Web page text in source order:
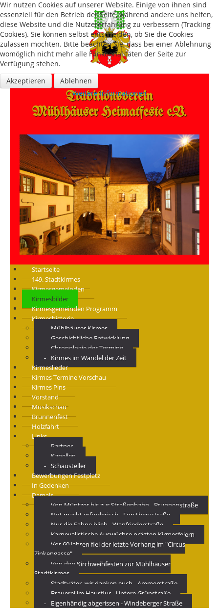
Traditions­verein
Mühlhäuser Heimatfeste e.V.
Startseite
149. Stadtkirmes
Kirmesgemeinden
Kirmesbilder
Kirmesgemeinden Programm
Kirmeshistorie
Mühlhäuser Kirmes
Geschichtliche Entwicklung
Chronologie der Termine
Kirmes im Wandel der Zeit
Kirmeslieder
Kirmes Termine Vorschau
Kirmes Pins
Vorstand
Musikschau
Brunnenfest
Holzfahrt
Links
Partner
Kapellen
Schausteller
Bewerbungen Festplatz
In Gedenken
Damals
Von Müntzer bis zur Straßenbahn - Brunnenstraße
Not macht erfinderisch - Forstbergstraße
Nur die Fahne blieb - Wanfriederstraße
Karnevalistische Auswüchse prägten Kirmesfeiern
Vor 60 Jahren fiel der letzte Vorhang im "Circus
Zinkengasse"
Von den Kirchweihfesten zur Mühlhäuser
Stadtkirmes
Stadtväter, wir danken euch - Ammerstraße
Brauerei im Hausflur - Untere Grünstraße
Eigenhändig abgerissen - Windeberger Straße
Wir nutzen Cookies auf unserer Website. Einige von ihnen sind
essenziell für den Betrieb der Seite, während andere uns helfen,
diese Website und die Nutzererfahrung zu verbessern (Tracking
Cookies). Sie können selbst entscheiden, ob Sie die Cookies
zulassen möchten. Bitte beachten Sie, dass bei einer Ablehnung
womöglich nicht mehr alle Funktionalitäten der Seite zur
Verfügung stehen.
Akzeptieren
Ablehnen
Weitere Informationen